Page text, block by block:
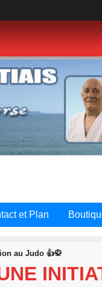
et Plan
au Judo 👍🥋